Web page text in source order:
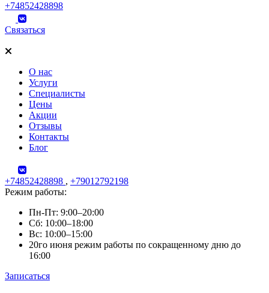
+74852428898
Связаться
О нас
Услуги
Специалисты
Цены
Акции
Отзывы
Контакты
Блог
+74852428898 , +79012792198
Режим работы:
Пн-Пт: 9:00–20:00
Сб: 10:00–18:00
Вс: 10:00–15:00
20го июня режим работы по сокращенному дню до
16:00
Записаться